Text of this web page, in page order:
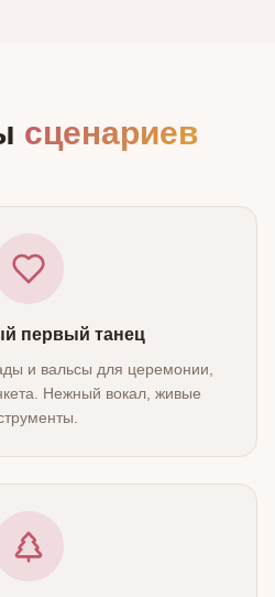
сценариев
первый танец
и вальсы для церемонии,
Нежный вокал, живые